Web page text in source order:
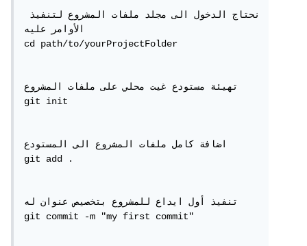
نحتاج الدخول الى مجلد ملفات المشروع لتنفيذ
الأوامر عليه
cd path/to/yourProjectFolder
تهيئة مستودع غيت محلي على ملفات المشروع
git init
اضافة كامل ملفات المشروع الى المستودع
git add .
تنفيذ أول ايداع للمشروع بتخصيص عنوان له
git commit -m "my first commit"